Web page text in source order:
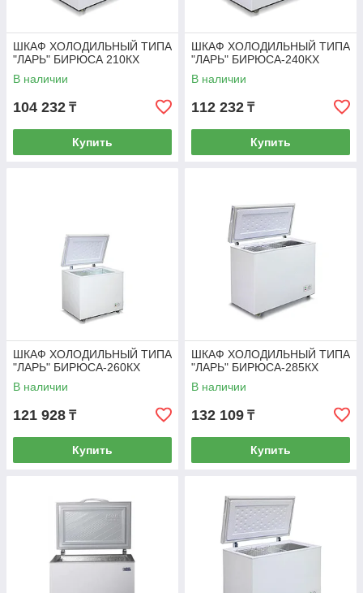
ШКАФ ХОЛОДИЛЬНЫЙ ТИПА
"ЛАРЬ" БИРЮСА 210КХ
В наличии
104 232 ₸
Купить
ШКАФ ХОЛОДИЛЬНЫЙ ТИПА
"ЛАРЬ" БИРЮСА-240KХ
В наличии
112 232 ₸
Купить
ШКАФ ХОЛОДИЛЬНЫЙ ТИПА
"ЛАРЬ" БИРЮСА-260КХ
В наличии
121 928 ₸
Купить
ШКАФ ХОЛОДИЛЬНЫЙ ТИПА
"ЛАРЬ" БИРЮСА-285КХ
В наличии
132 109 ₸
Купить